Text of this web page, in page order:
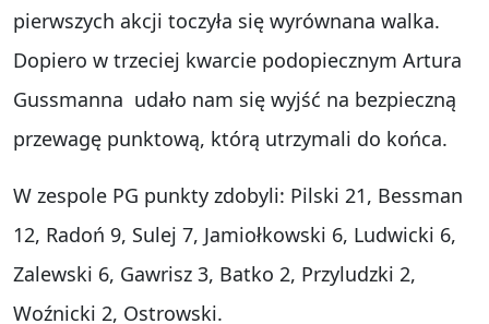
pierwszych akcji toczyła się wyrównana walka.
Dopiero w trzeciej kwarcie podopiecznym Artura
Gussmanna udało nam się wyjść na bezpieczną
przewagę punktową, którą utrzymali do końca.
W zespole PG punkty zdobyli: Pilski 21, Bessman
12, Radoń 9, Sulej 7, Jamiołkowski 6, Ludwicki 6,
Zalewski 6, Gawrisz 3, Batko 2, Przyludzki 2,
Woźnicki 2, Ostrowski.